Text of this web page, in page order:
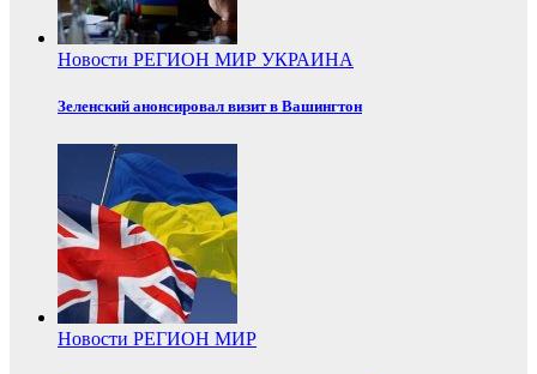
Новости РЕГИОН МИР УКРАИНА
Зеленский анонсировал визит в Вашингтон
Новости РЕГИОН МИР